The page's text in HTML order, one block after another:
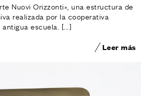
Nuovi Orizzonti», una estructura de
realizada por la cooperativa
antigua escuela. [...]
Leer más